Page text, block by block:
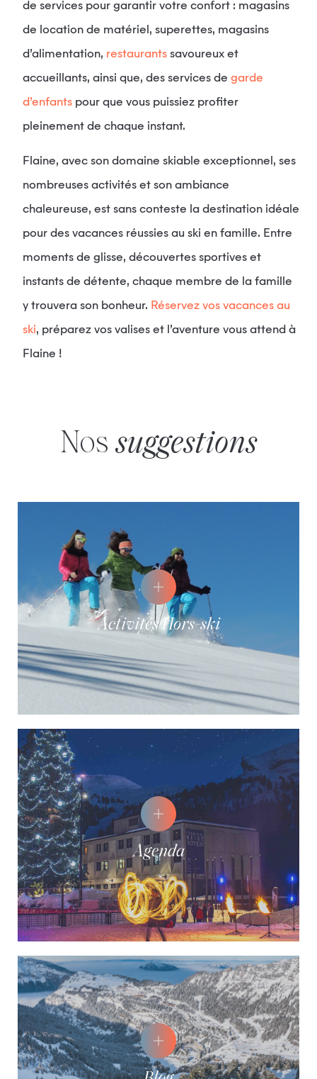
de services pour garantir votre confort : magasins
de location de matériel, superettes, magasins
d’alimentation, restaurants savoureux et
accueillants, ainsi que, des services de garde
d’enfants pour que vous puissiez profiter
pleinement de chaque instant.
Flaine, avec son domaine skiable exceptionnel, ses
nombreuses activités et son ambiance
chaleureuse, est sans conteste la destination idéale
pour des vacances réussies au ski en famille. Entre
moments de glisse, découvertes sportives et
instants de détente, chaque membre de la famille
y trouvera son bonheur. Réservez vos vacances au
ski, préparez vos valises et l’aventure vous attend à
Flaine !
Nos suggestions
Activités Hors-ski
Agenda